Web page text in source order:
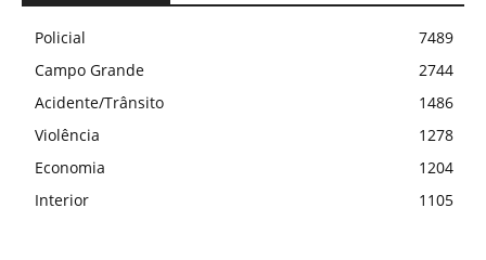
Policial
7489
Campo Grande
2744
Acidente/Trânsito
1486
Violência
1278
Economia
1204
Interior
1105